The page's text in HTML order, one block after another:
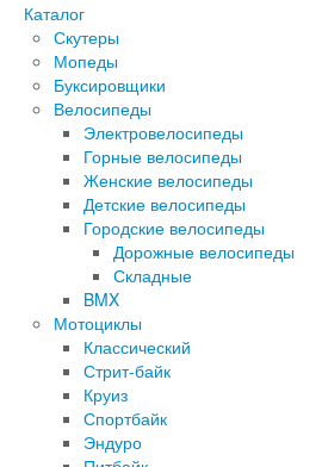
Каталог
Скутеры
Мопеды
Буксировщики
Велосипеды
Электровелосипеды
Горные велосипеды
Женские велосипеды
Детские велосипеды
Городские велосипеды
Дорожные велосипеды
Складные
BMX
Мотоциклы
Классический
Стрит-байк
Круиз
Спортбайк
Эндуро